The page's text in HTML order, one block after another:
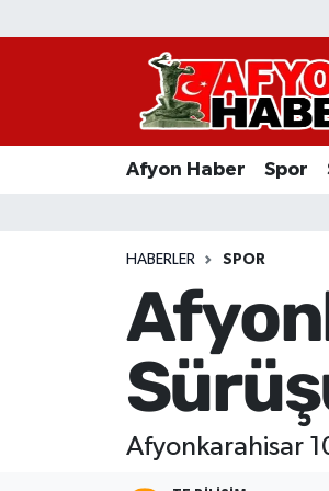
Afyon Haber Spor
HABERLER SPOR
Afyonkarahisar
Afyon Haber
Asayiş Yaşam
Sivil Toplum